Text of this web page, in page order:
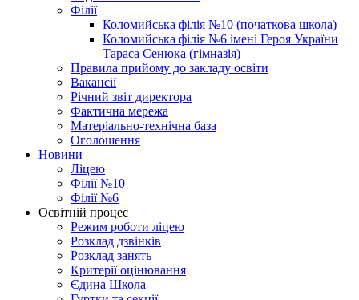
Філії
Коломийська філія №10 (початкова школа)
Коломийська філія №6 імені Героя України
Тараса Сенюка (гімназія)
Правила прийому до закладу освіти
Вакансії
Річний звіт директора
Фактична мережа
Матеріально-технічна база
Оголошення
Новини
Ліцею
Філії №10
Філії №6
Освітній процес
Режим роботи ліцею
Розклад дзвінків
Розклад занять
Критерії оцінювання
Єдина Школа